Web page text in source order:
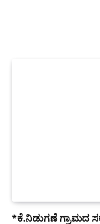
*ಕೆ.ನಿಡುಗಣೆ ಗ್ರಾಮದ